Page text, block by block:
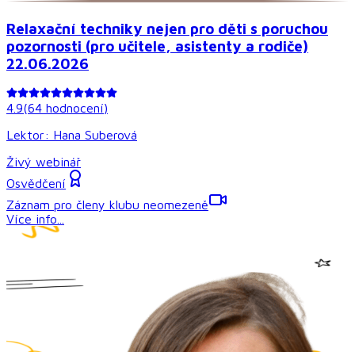
Relaxační techniky nejen pro děti s poruchou
pozornosti (pro učitele, asistenty a rodiče)
22.06.2026
4.9(64 hodnocení)
Lektor: Hana Suberová
Živý webinář
Osvědčení
Záznam pro členy klubu neomezeně
Více info...